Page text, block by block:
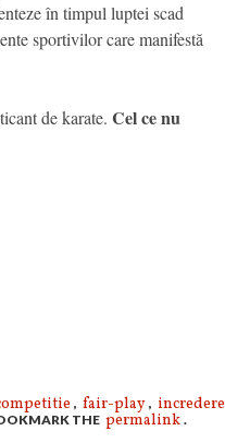
în timpul luptei scad
sportivilor care manifestă
de karate. Cel ce nu
, fair-play , incredere
THE permalink .